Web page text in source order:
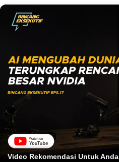
Video Rekomendasi Untuk Anda